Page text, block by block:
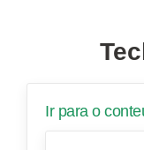
Ir para o